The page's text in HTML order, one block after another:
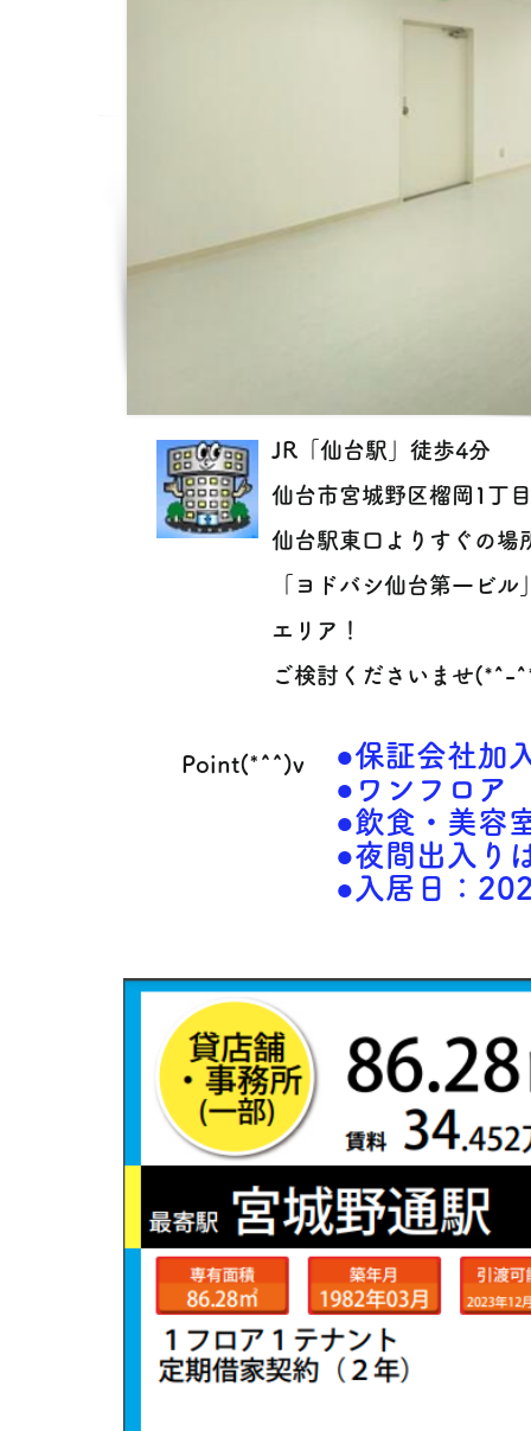
JR「仙台駅」徒歩4分
仙台市宮城野区榴岡1丁
仙台駅東口よりすぐの場
「ヨドバシ仙台第一ビ
エリア！
ご検討くださいませ(*^-
Point(*^^)v
●保証会社加
●ワンフロア
●飲食・美容
●夜間出入り
●入居日：